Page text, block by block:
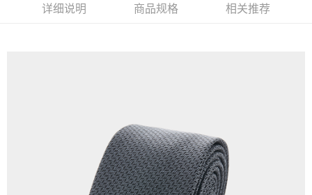
新竹物流離島宅配
详细说明 商品规格 相关推荐